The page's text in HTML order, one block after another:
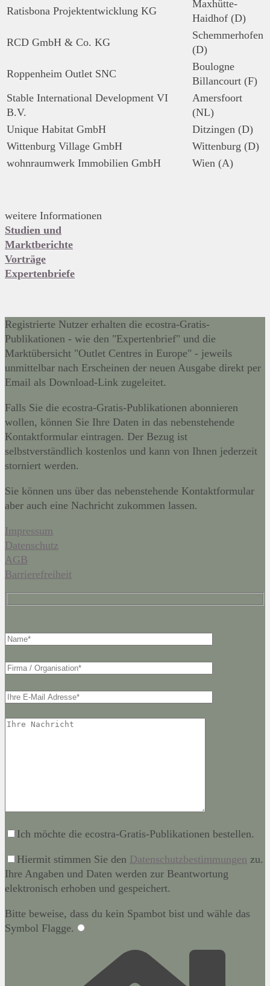
Ratisbona Projektentwicklung KG
Maxhütte-
Haidhof (D)
RCD GmbH & Co. KG
Schemmerhofen
(D)
Roppenheim Outlet SNC
Boulogne
Billancourt (F)
Stable International Development VI
B.V.
Amersfoort
(NL)
Unique Habitat GmbH
Ditzingen (D)
Wittenburg Village GmbH
Wittenburg (D)
wohnraumwerk Immobilien GmbH
Wien (A)
weitere Informationen
Studien und
Marktberichte
Vorträge
Expertenbriefe
Registrierte Nutzer erhalten die ecostra-Gratis-
Publikationen - wie den "Expertenbrief" und die
Marktübersicht "Outlet Centres in Europe" - jeweils
unmittelbar nach Erscheinen der neuen Ausgabe direkt per
Email als Download-Link zugeleitet.
Falls Sie die ecostra-Gratis-Publikationen abonnieren
wollen, können Sie Ihre Daten in das nebenstehende
Kontaktformular eintragen. Der Bezug ist
selbstverständlich kostenlos und kann von Ihnen jederzeit
storniert werden.
Sie können uns über das nebenstehende Kontaktformular
aber auch eine Nachricht zukommen lassen.
Impressum
Datenschutz
AGB
Barrierefreiheit
Ich möchte die ecostra-Gratis-Publikationen bestellen.
Hiermit stimmen Sie den Datenschutzbestimmungen zu.
Ihre Angaben und Daten werden zur Beantwortung
elektronisch erhoben und gespeichert.
Bitte beweise, dass du kein Spambot bist und wähle das
Symbol Flagge.